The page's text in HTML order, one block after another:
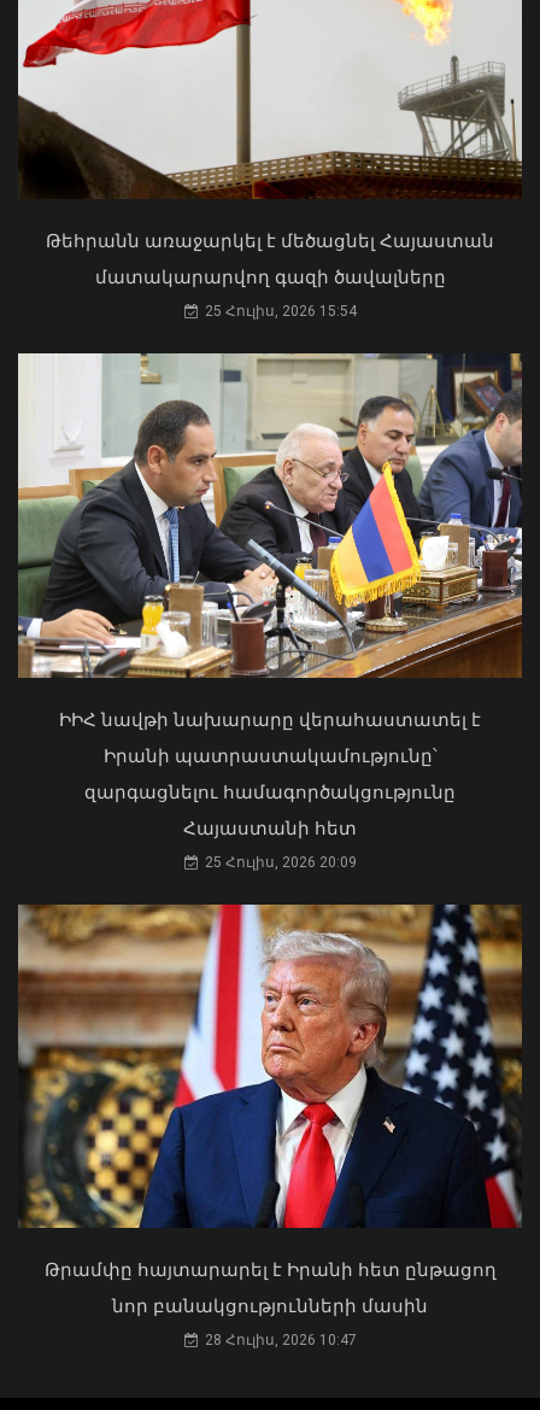
07 Օգոստոս, 2026 20:32
ԶՈՒ ԳՇ պետը զինծառայողների հետ
քննարկել է կարգապահության
բարձրացման խնդիրները
07 Օգոստոս, 2026 20:17
խորհրդարանների
ամենաերիտասարդ նախագահն է
07 Օգոստոս, 2026 20:01
Մկրտության արարողությունից հետո
Արտաշատում 14 մարդ թունավորման
ախտանիշներով դիմել է ԲԿ. ՀՎԿԱԿ
02 Օգոստոս, 2026 15:06
Առանց մարդու միջամտության
կոտրում են Telegram, WhatsApp․
մեդիափորձագետ (տեսանյութ)
04 Օգոստոս, 2026 23:34
Դուք 5 տարի ինձնից փախած եք ման
եկել. Կոնջորյանը՝ «Հայաստան»
դաշինքի պատգամավորներին
04 Օգոստոս, 2026 15:53
Թեհրանն առաջարկել է մեծացնել Հայաստան
մատակարարվող գազի ծավալները
25 Հուլիս, 2026 15:54
ԻԻՀ նավթի նախարարը վերահաստատել է
Իրանի պատրաստակամությունը՝
զարգացնելու համագործակցությունը
Հայաստանի հետ
25 Հուլիս, 2026 20:09
Թրամփը հայտարարել է Իրանի հետ ընթացող
նոր բանակցությունների մասին
28 Հուլիս, 2026 10:47